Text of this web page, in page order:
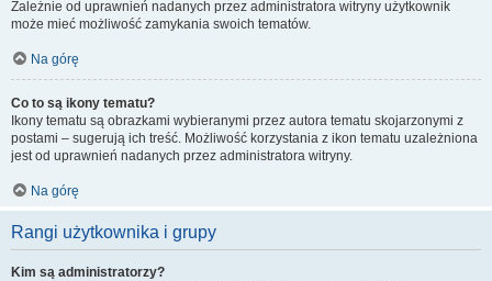
Zależnie od uprawnień nadanych przez administratora witryny użytkownik
może mieć możliwość zamykania swoich tematów.
Na górę
Co to są ikony tematu?
Ikony tematu są obrazkami wybieranymi przez autora tematu skojarzonymi z
postami – sugerują ich treść. Możliwość korzystania z ikon tematu uzależniona
jest od uprawnień nadanych przez administratora witryny.
Na górę
Rangi użytkownika i grupy
Kim są administratorzy?